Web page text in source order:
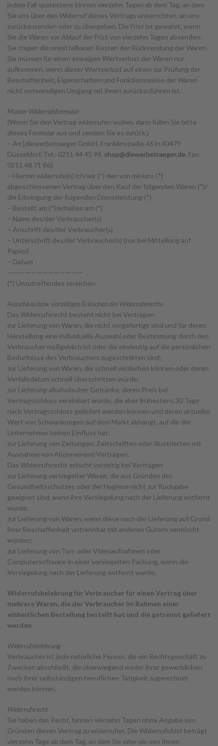
jedem Fall spätestens binnen vierzehn Tagen ab dem Tag, an dem
Sie uns über den Widerruf dieses Vertrags unterrichten, an uns
zurückzusenden oder zu übergeben. Die Frist ist gewahrt, wenn
Sie die Waren vor Ablauf der Frist von vierzehn Tagen absenden.
Sie tragen die unmittelbaren Kosten der Rücksendung der Waren.
Sie müssen für einen etwaigen Wertverlust der Waren nur
aufkommen, wenn dieser Wertverlust auf einen zur Prüfung der
Beschaffenheit, Eigenschaften und Funktionsweise der Waren
nicht notwendigen Umgang mit ihnen zurückzuführen ist.
Muster-Widerrufsformular
(Wenn Sie den Vertrag widerrufen wollen, dann füllen Sie bitte
dieses Formular aus und senden Sie es zurück.)
– An [diewerbetraeger GmbH, Franklinstraße 46 in 40479
Düsseldorf, Tel.: 0211 44 43 94, shop@diewerbetraeger.de, Fax:
0211 48 71 86]:
– Hiermit widerrufe(n) ich/wir (*) den von mir/uns (*)
abgeschlossenen Vertrag über den Kauf der folgenden Waren (*)/
die Erbringung der folgenden Dienstleistung (*)
– Bestellt am (*)/erhalten am (*)
– Name des/der Verbraucher(s)
– Anschrift des/der Verbraucher(s)
– Unterschrift des/der Verbraucher(s) (nur bei Mitteilung auf
Papier)
– Datum
—————————————
(*) Unzutreffendes streichen.
Ausschluss bzw. vorzeitiges Erlöschen des Widerrufsrechts
Das Widerrufsrecht besteht nicht bei Verträgen
zur Lieferung von Waren, die nicht vorgefertigt sind und für deren
Herstellung eine individuelle Auswahl oder Bestimmung durch den
Verbraucher maßgeblich ist oder die eindeutig auf die persönlichen
Bedürfnisse des Verbrauchers zugeschnitten sind;
zur Lieferung von Waren, die schnell verderben können oder deren
Verfallsdatum schnell überschritten würde;
zur Lieferung alkoholischer Getränke, deren Preis bei
Vertragsschluss vereinbart wurde, die aber frühestens 30 Tage
nach Vertragsschluss geliefert werden können und deren aktueller
Wert von Schwankungen auf dem Markt abhängt, auf die der
Unternehmer keinen Einfluss hat;
zur Lieferung von Zeitungen, Zeitschriften oder Illustrierten mit
Ausnahme von Abonnement-Verträgen.
Das Widerrufsrecht erlischt vorzeitig bei Verträgen
zur Lieferung versiegelter Waren, die aus Gründen des
Gesundheitsschutzes oder der Hygiene nicht zur Rückgabe
geeignet sind, wenn ihre Versiegelung nach der Lieferung entfernt
wurde;
zur Lieferung von Waren, wenn diese nach der Lieferung auf Grund
ihrer Beschaffenheit untrennbar mit anderen Gütern vermischt
wurden;
zur Lieferung von Ton- oder Videoaufnahmen oder
Computersoftware in einer versiegelten Packung, wenn die
Versiegelung nach der Lieferung entfernt wurde.
Widerrufsbelehrung für Verbraucher für einen Vertrag über
mehrere Waren, die der Verbraucher im Rahmen einer
einheitlichen Bestellung bestellt hat und die getrennt geliefert
werden
Widerrufsbelehrung
Verbraucher ist jede natürliche Person, die ein Rechtsgeschäft zu
Zwecken abschließt, die überwiegend weder ihrer gewerblichen
noch ihrer selbständigen beruflichen Tätigkeit zugerechnet
werden können.
Widerrufsrecht
Sie haben das Recht, binnen vierzehn Tagen ohne Angabe von
Gründen diesen Vertrag zu widerrufen. Die Widerrufsfrist beträgt
vierzehn Tage ab dem Tag, an dem Sie oder ein von Ihnen